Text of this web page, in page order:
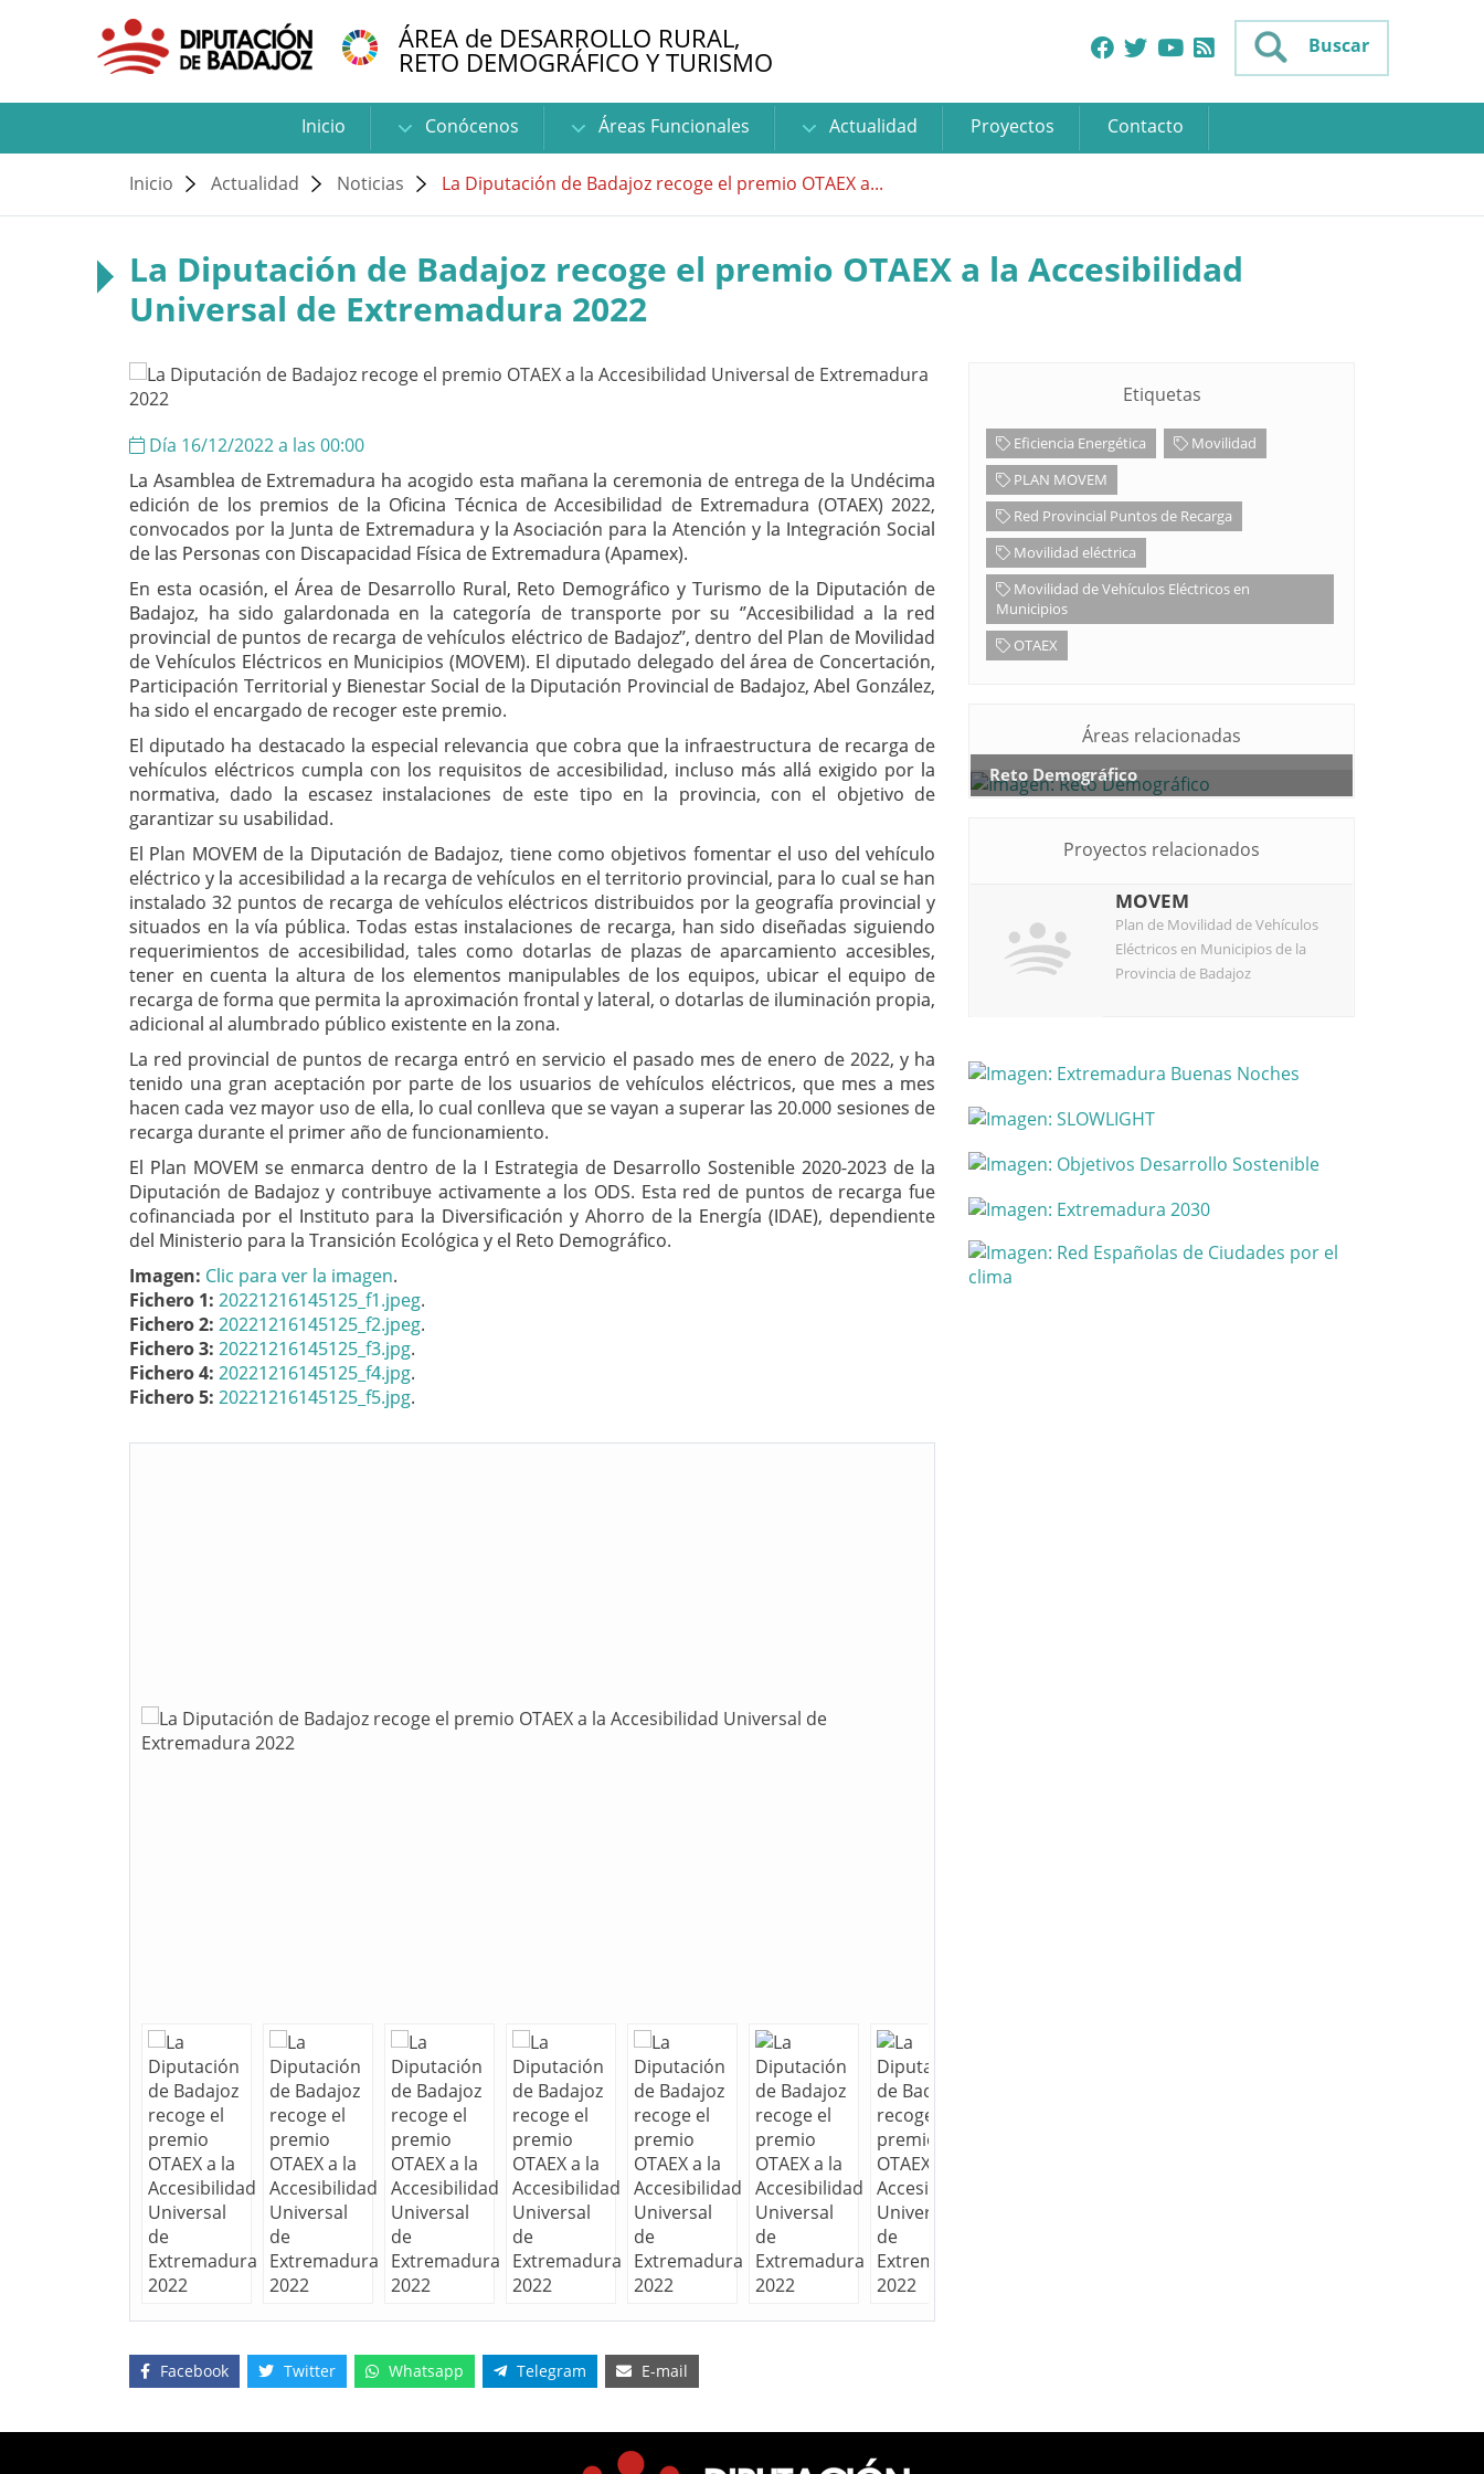
ÁREA de DESARROLLO RURAL,
RETO DEMOGRÁFICO Y TURISMO Buscar
Inicio Conócenos Áreas Funcionales Actualidad Proyectos Contacto
Inicio Actualidad Noticias La Diputación de Badajoz recoge el premio OTAEX a...
La Diputación de Badajoz recoge el premio OTAEX a la Accesibilidad
Universal de Extremadura 2022
Día 16/12/2022 a las 00:00
La Asamblea de Extremadura ha acogido esta mañana la ceremonia de entrega de la Undécima
edición de los premios de la Oficina Técnica de Accesibilidad de Extremadura (OTAEX) 2022,
convocados por la Junta de Extremadura y la Asociación para la Atención y la Integración Social
de las Personas con Discapacidad Física de Extremadura (Apamex).
En esta ocasión, el Área de Desarrollo Rural, Reto Demográfico y Turismo de la Diputación de
Badajoz, ha sido galardonada en la categoría de transporte por su ‘’Accesibilidad a la red
provincial de puntos de recarga de vehículos eléctrico de Badajoz’’, dentro del Plan de Movilidad
de Vehículos Eléctricos en Municipios (MOVEM). El diputado delegado del área de Concertación,
Participación Territorial y Bienestar Social de la Diputación Provincial de Badajoz, Abel González,
ha sido el encargado de recoger este premio.
El diputado ha destacado la especial relevancia que cobra que la infraestructura de recarga de
vehículos eléctricos cumpla con los requisitos de accesibilidad, incluso más allá exigido por la
normativa, dado la escasez instalaciones de este tipo en la provincia, con el objetivo de
garantizar su usabilidad.
El Plan MOVEM de la Diputación de Badajoz, tiene como objetivos fomentar el uso del vehículo
eléctrico y la accesibilidad a la recarga de vehículos en el territorio provincial, para lo cual se han
instalado 32 puntos de recarga de vehículos eléctricos distribuidos por la geografía provincial y
situados en la vía pública. Todas estas instalaciones de recarga, han sido diseñadas siguiendo
requerimientos de accesibilidad, tales como dotarlas de plazas de aparcamiento accesibles,
tener en cuenta la altura de los elementos manipulables de los equipos, ubicar el equipo de
recarga de forma que permita la aproximación frontal y lateral, o dotarlas de iluminación propia,
adicional al alumbrado público existente en la zona.
La red provincial de puntos de recarga entró en servicio el pasado mes de enero de 2022, y ha
tenido una gran aceptación por parte de los usuarios de vehículos eléctricos, que mes a mes
hacen cada vez mayor uso de ella, lo cual conlleva que se vayan a superar las 20.000 sesiones de
recarga durante el primer año de funcionamiento.
El Plan MOVEM se enmarca dentro de la I Estrategia de Desarrollo Sostenible 2020-2023 de la
Diputación de Badajoz y contribuye activamente a los ODS. Esta red de puntos de recarga fue
cofinanciada por el Instituto para la Diversificación y Ahorro de la Energía (IDAE), dependiente
del Ministerio para la Transición Ecológica y el Reto Demográfico.
Imagen: Clic para ver la imagen.
Fichero 1: 20221216145125_f1.jpeg.
Fichero 2: 20221216145125_f2.jpeg.
Fichero 3: 20221216145125_f3.jpg.
Fichero 4: 20221216145125_f4.jpg.
Fichero 5: 20221216145125_f5.jpg.
Facebook Twitter Whatsapp Telegram E-mail
Etiquetas
Eficiencia Energética
Movilidad
PLAN MOVEM
Red Provincial Puntos de Recarga
Movilidad eléctrica
Movilidad de Vehículos Eléctricos en
Municipios
OTAEX
Áreas relacionadas
Reto Demográfico
Proyectos relacionados
MOVEM
Plan de Movilidad de Vehículos
Eléctricos en Municipios de la
Provincia de Badajoz